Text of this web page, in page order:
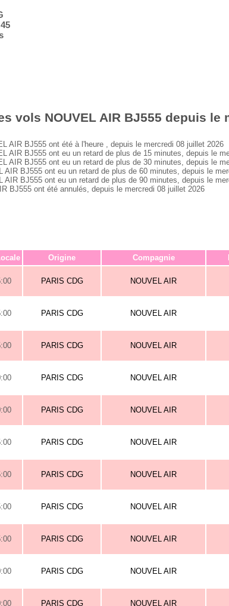
vols NOUVEL AIR BJ555 depuis le
AIR BJ555 ont été à l'heure , depuis le mercredi 08 juillet 2026
AIR BJ555 ont eu un retard de plus de 15 minutes, depuis le
AIR BJ555 ont eu un retard de plus de 30 minutes, depuis le
AIR BJ555 ont eu un retard de plus de 60 minutes, depuis le
AIR BJ555 ont eu un retard de plus de 90 minutes, depuis le
BJ555 ont été annulés, depuis le mercredi 08 juillet 2026
Origine Compagnie
PARIS CDG NOUVEL AIR
PARIS CDG NOUVEL AIR
PARIS CDG NOUVEL AIR
PARIS CDG NOUVEL AIR
PARIS CDG NOUVEL AIR
PARIS CDG NOUVEL AIR
PARIS CDG NOUVEL AIR
PARIS CDG NOUVEL AIR
PARIS CDG NOUVEL AIR
PARIS CDG NOUVEL AIR
PARIS CDG NOUVEL AIR